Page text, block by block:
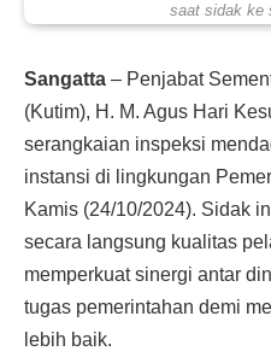
saat sidak ke
Sangatta – Penjabat
(Kutim), H. M. Agus Hari
serangkaian inspeksi
instansi di lingkungan
Kamis (24/10/2024). Sidak
secara langsung kualitas
memperkuat sinergi antar
tugas pemerintahan demi
lebih baik.